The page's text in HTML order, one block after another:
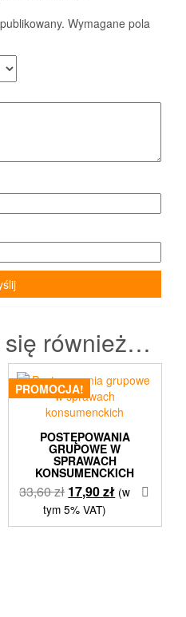
Wymagane pola
się również…
PROMOCJA!
POSTĘPOWANIA
GRUPOWE W
SPRAWACH
KONSUMENCKICH
33,60zł Pierwotna
cena
wynosiła:
17,90złAktualna
wynosi:
(w
tym 5% VAT)